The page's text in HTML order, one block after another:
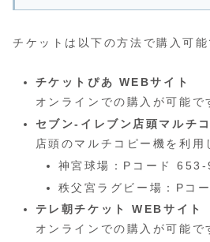
チケットは以下の方法で購入可
チケットぴあ WEBサイト
オンラインでの購入が可能で
セブン-イレブン店頭マルチ
店頭のマルチコピー機を利用
神宮球場：Pコード 653-
秩父宮ラグビー場：Pコ
テレ朝チケット WEBサイト
オンラインでの購入が可能で